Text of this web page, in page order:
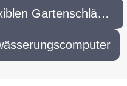
Flexiblen Gartenschläuche